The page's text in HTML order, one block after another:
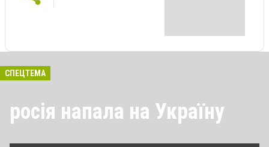
СПЕЦТЕМА
росія напала на Україну